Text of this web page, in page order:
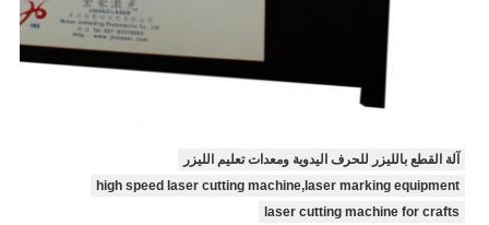
آلة القطع بالليزر للحرف اليدوية ومعدات تعليم الليزر
high speed laser cutting machine,laser marking equipment
laser cutting machine for crafts